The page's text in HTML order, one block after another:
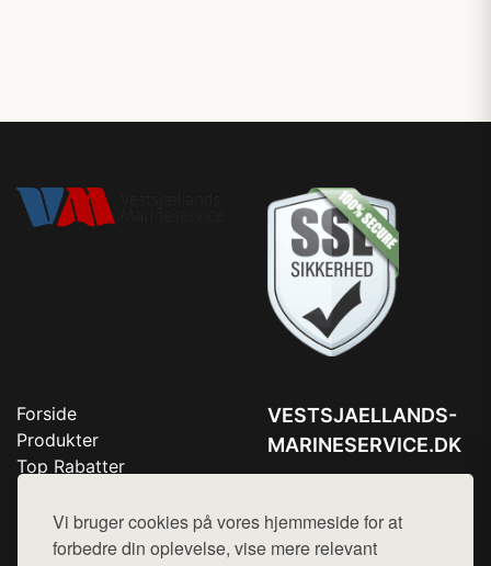
Vi bruger cookies på vores hjemmeside for at
forbedre din oplevelse, vise mere relevant
Forside
Produkter
Top Rabatter
Kontakt
VESTSJAELLANDS-
MARINESERVICE.DK
Mail:hej@want.dk